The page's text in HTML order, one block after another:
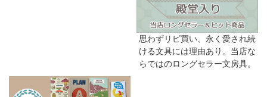
思わずリピ買い、永く愛され続
ける文具には理由あり。当店な
らではのロングセラー文房具。